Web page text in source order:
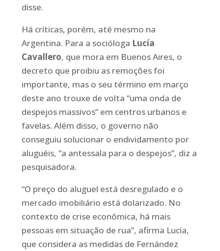
disse.
Há críticas, porém, até mesmo na
Argentina. Para a socióloga Lucía
Cavallero, que mora em Buenos Aires, o
decreto que proibiu as remoções foi
importante, mas o seu término em março
deste ano trouxe de volta “uma onda de
despejos massivos” em centros urbanos e
favelas. Além disso, o governo não
conseguiu solucionar o endividamento por
aluguéis, “a antessala para o despejos”, diz a
pesquisadora.
“O preço do aluguel está desregulado e o
mercado imobiliário está dolarizado. No
contexto de crise econômica, há mais
pessoas em situação de rua”, afirma Lucía,
que considera as medidas de Fernández